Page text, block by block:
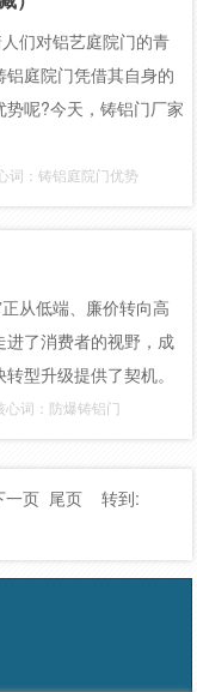
们对铝艺庭院门的青
庭院门凭借其自身的
呢?今天，铸铝门厂家
词：铸铝庭院门优势
从低端、廉价转向高
了消费者的视野，成
型升级提供了契机。
词：防爆铸铝门
一页 尾页 转到: